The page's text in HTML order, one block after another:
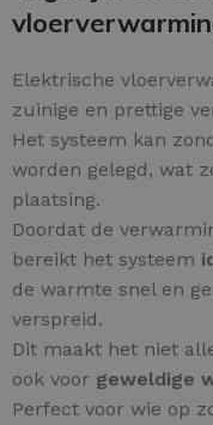
Elektrische
zuinige en prettige
Het systeem kan
worden gelegd, wat
plaatsing.
Doordat de
bereikt het systeem
de warmte snel en
verspreid.
Dit maakt het niet
ook voor geweldige
Perfect voor wie op